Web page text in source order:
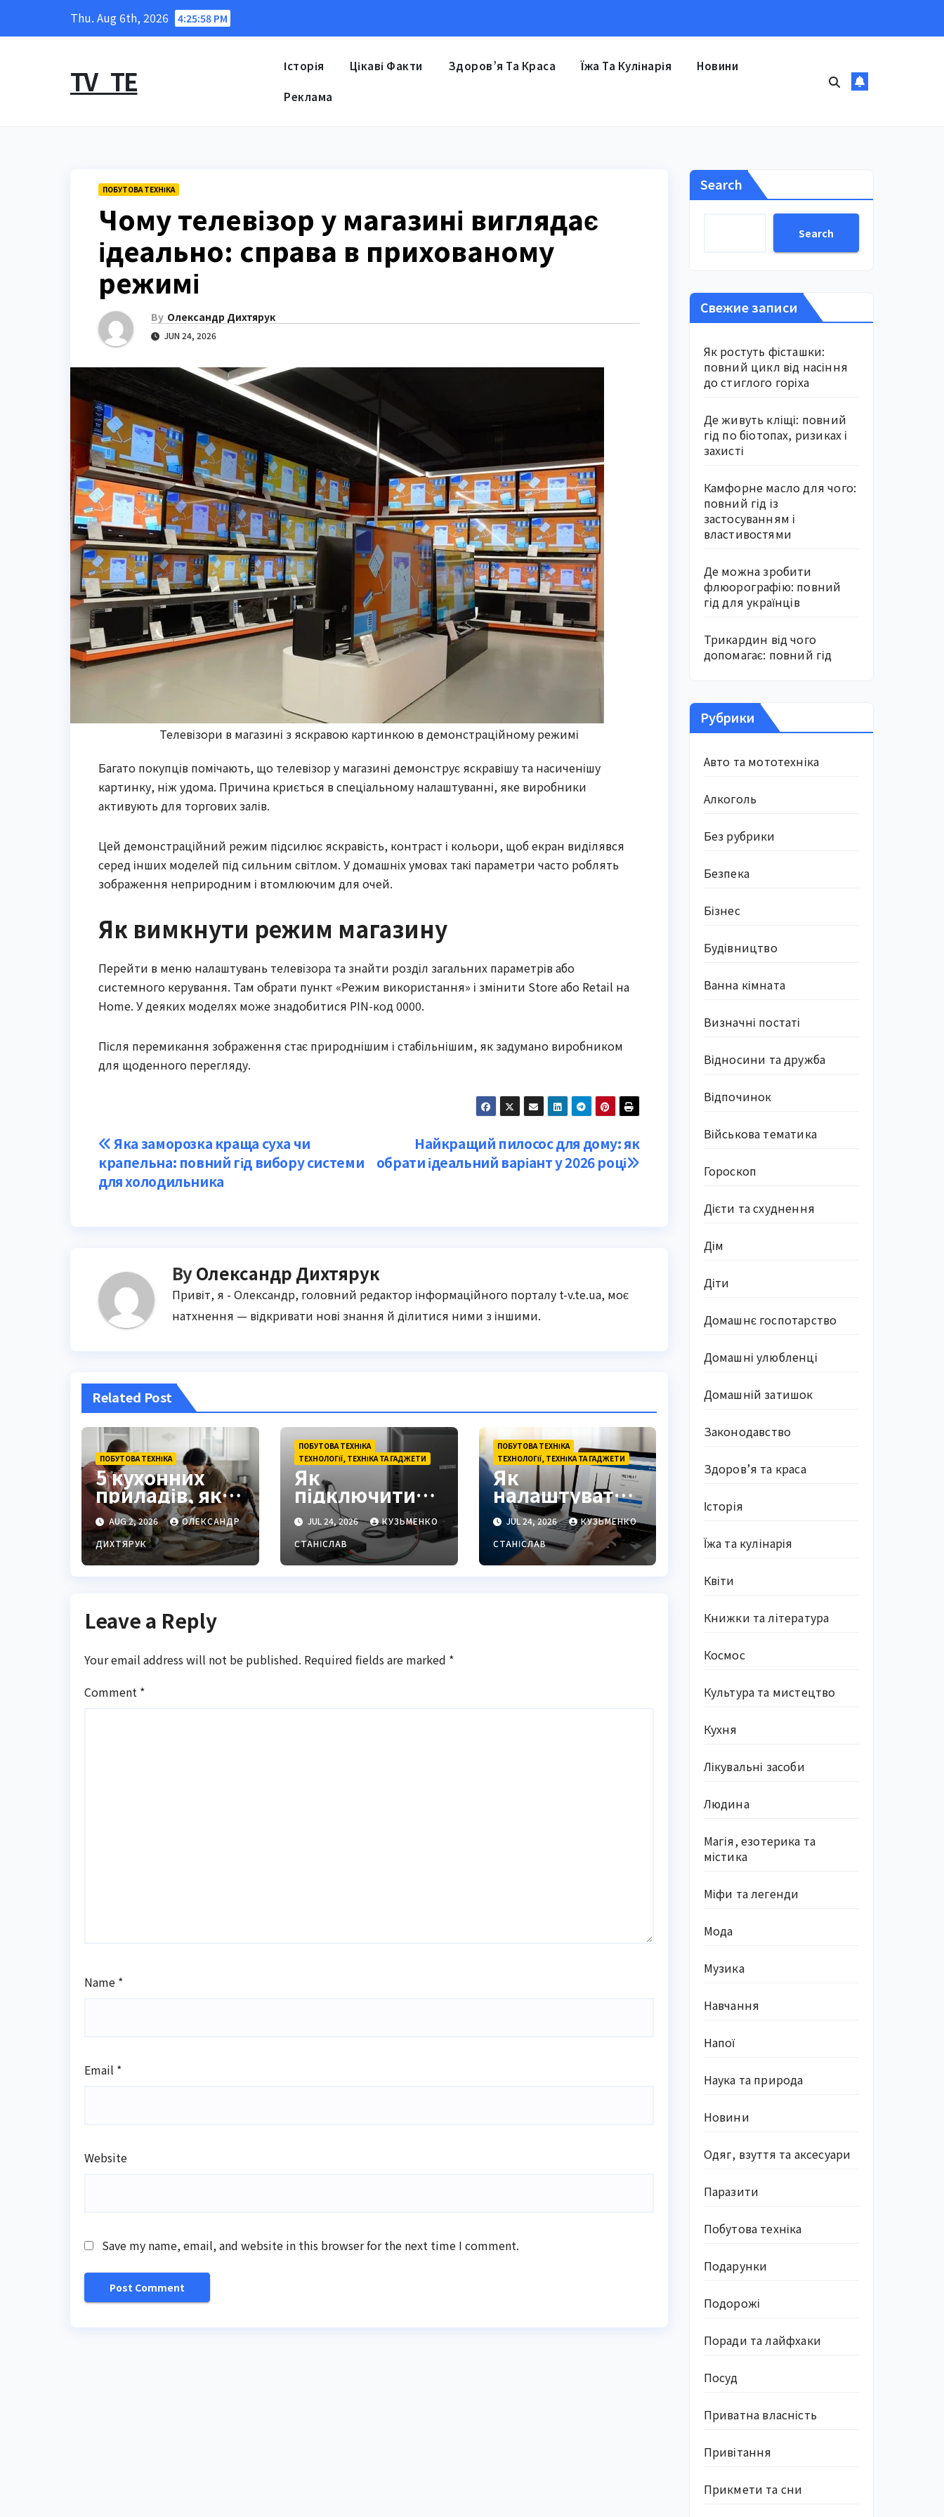
Thu. Aug 6th, 2026 4:25:59 PM
TV_TE Історія Цікаві Факти Здоров’я Та Краса Їжа Та Кулінарія Новини
Реклама
ПОБУТОВА ТЕХНІКА
Чому телевізор у магазині виглядає
ідеально: справа в прихованому
режимі
By Олександр Дихтярук
JUN 24, 2026
Телевізори в магазині з яскравою картинкою в демонстраційному режимі
Багато покупців помічають, що телевізор у магазині демонструє яскравішу та насиченішу
картинку, ніж удома. Причина криється в спеціальному налаштуванні, яке виробники
активують для торгових залів.
Цей демонстраційний режим підсилює яскравість, контраст і кольори, щоб екран виділявся
серед інших моделей під сильним світлом. У домашніх умовах такі параметри часто роблять
зображення неприродним і втомлюючим для очей.
Як вимкнути режим магазину
Перейти в меню налаштувань телевізора та знайти розділ загальних параметрів або
системного керування. Там обрати пункт «Режим використання» і змінити Store або Retail на
Home. У деяких моделях може знадобитися PIN-код 0000.
Після перемикання зображення стає природнішим і стабільнішим, як задумано виробником
для щоденного перегляду.
Post
navigation
Найкращий пилосос для дому: як
обрати ідеальний варіант у 2026 році
Яка заморозка краща суха чи
крапельна: повний гід вибору системи
для холодильника
ByОлександр Дихтярук
Привіт, я - Олександр, головний редактор інформаційного порталу t-v.te.ua, моє
натхнення — відкривати нові знання й ділитися ними з іншими.
Related Post
ПОБУТОВА ТЕХНІКА
5 кухонних
приладів, які
небезпечно
вмикати в
подовжувач
AUG 2, 2026
ОЛЕКСАНДР
ДИХТЯРУК
ПОБУТОВА ТЕХНІКА
ТЕХНОЛОГІЇ, ТЕХНІКА ТА ГАДЖЕТИ
Як
підключити
Т2 до
телевізора:
повна
інструкція
JUL 24, 2026
КУЗЬМЕНКО
СТАНІСЛАВ
ПОБУТОВА ТЕХНІКА
ТЕХНОЛОГІЇ, ТЕХНІКА ТА ГАДЖЕТИ
Як
налаштувати
роутер:
покрокова
інструкція
2026
JUL 24, 2026
КУЗЬМЕНКО
СТАНІСЛАВ
Leave a Reply
Your email address will not be published. Required fields are marked *
Comment *
Name *
Email *
Website
Save my name, email, and website in this browser for the next time I comment.
Search
Search
Свежие записи
Як ростуть фісташки:
повний цикл від насіння
до стиглого горіха
Де живуть кліщі: повний
гід по біотопах, ризиках і
захисті
Камфорне масло для чого:
повний гід із
застосуванням і
властивостями
Де можна зробити
флюорографію: повний
гід для українців
Трикардин від чого
допомагає: повний гід
Рубрики
Авто та мототехніка
Алкоголь
Без рубрики
Безпека
Бізнес
Будівництво
Ванна кімната
Визначні постаті
Відносини та дружба
Відпочинок
Військова тематика
Гороскоп
Дієти та схуднення
Дім
Діти
Домашнє госпотарство
Домашні улюбленці
Домашній затишок
Законодавство
Здоров’я та краса
Історія
Їжа та кулінарія
Квіти
Книжки та література
Космос
Культура та мистецтво
Кухня
Лікувальні засоби
Людина
Магія, езотерика та
містика
Міфи та легенди
Мода
Музика
Навчання
Напої
Наука та природа
Новини
Одяг, взуття та аксесуари
Паразити
Побутова техніка
Подарунки
Подорожі
Поради та лайфхаки
Посуд
Приватна власність
Привітання
Прикмети та сни